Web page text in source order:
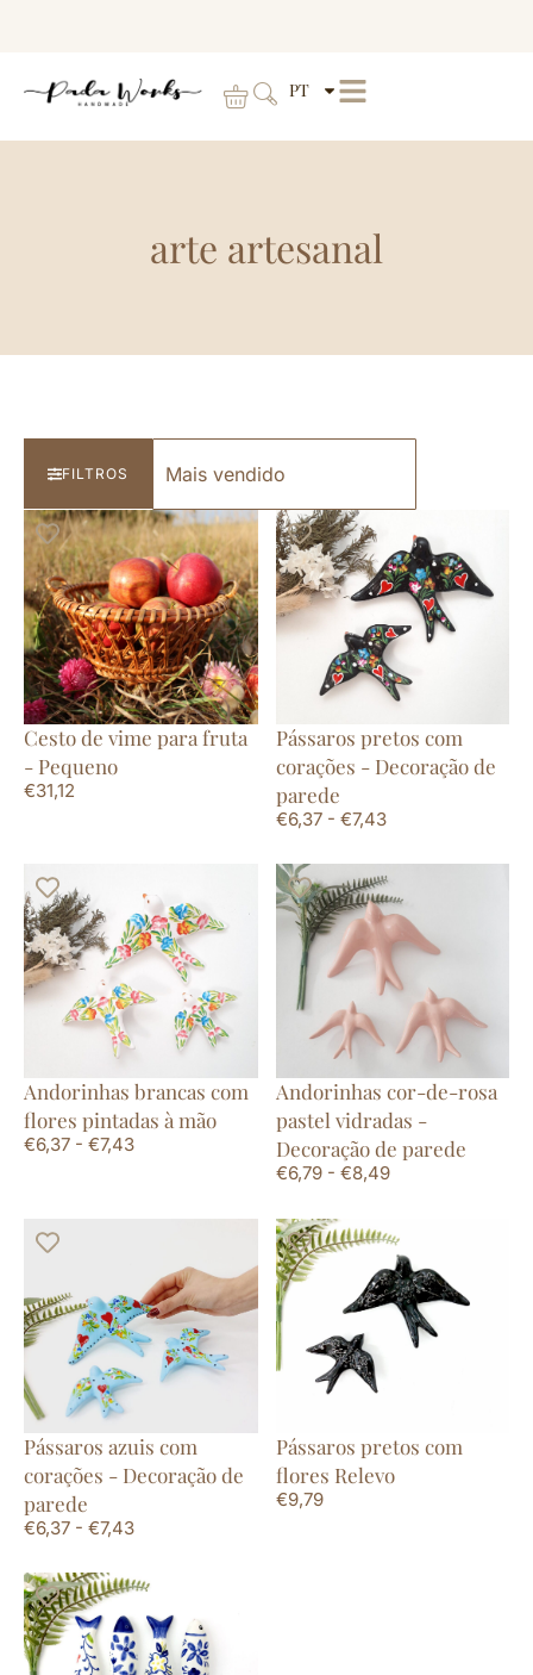
PT
arte artesanal
FILTROS
Cesto de vime para fruta
- Pequeno
€31,12
Pássaros pretos com
corações - Decoração de
parede
€6,37 - €7,43
Andorinhas brancas com
flores pintadas à mão
€6,37 - €7,43
Andorinhas cor-de-rosa
pastel vidradas -
Decoração de parede
€6,79 - €8,49
Pássaros azuis com
corações - Decoração de
parede
€6,37 - €7,43
Pássaros pretos com
flores Relevo
€9,79